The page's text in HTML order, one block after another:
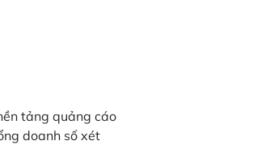
tảng quảng cáo
doanh số xét